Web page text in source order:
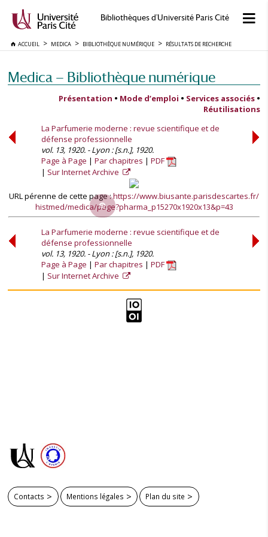
Bibliothèques d'Université Paris Cité
ACCUEIL MEDICA BIBLIOTHÈQUE NUMÉRIQUE RÉSULTATS DE RECHERCHE
Medica — Bibliothèque numérique
Présentation • Mode d’emploi • Services associés •
Réutilisations
La Parfumerie moderne : revue scientifique et de
défense professionnelle
vol. 13, 1920. - Lyon : [s.n.], 1920.
Page à Page
Par chapitres
PDF
Sur Internet Archive
URL pérenne de cette page :https://www.biusante.parisdescartes.fr/
histmed/medica/page?pharma_p15270x1920x13&p=43
La Parfumerie moderne : revue scientifique et de
défense professionnelle
vol. 13, 1920. - Lyon : [s.n.], 1920.
Page à Page
Par chapitres
PDF
Sur Internet Archive
Contacts Mentions légales Plan du site